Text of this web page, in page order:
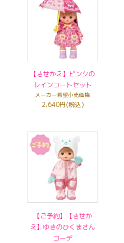
【きせかえ】ピンクの
レインコートセット
メーカー希望小売価格
2,640円(税込)
【ご予約】【きせか
え】ゆきのひくまさん
コーデ